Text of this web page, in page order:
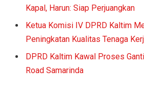
Kapal, Harun: Siap Perjuangkan
Ketua Komisi IV DPRD Kaltim
Peningkatan Kualitas Tenaga
DPRD Kaltim Kawal Proses
Road Samarinda